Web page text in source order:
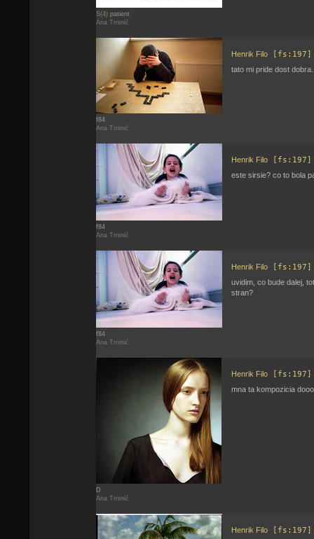
S(4) patient
Ana Trninić
f84
Ana Trninić
Henrik Filo [fs:197]
tato mi pride dost
f84
Ana Trninić
Henrik Filo [fs:197]
este sirsie? co to bola
f84
Ana Trninić
Henrik Filo [fs:197]
uvidim, co bude dalej,
stran?
D
Ana Trninić
Henrik Filo [fs:197]
mna ta kompozicia
Henrik Filo [fs:197]